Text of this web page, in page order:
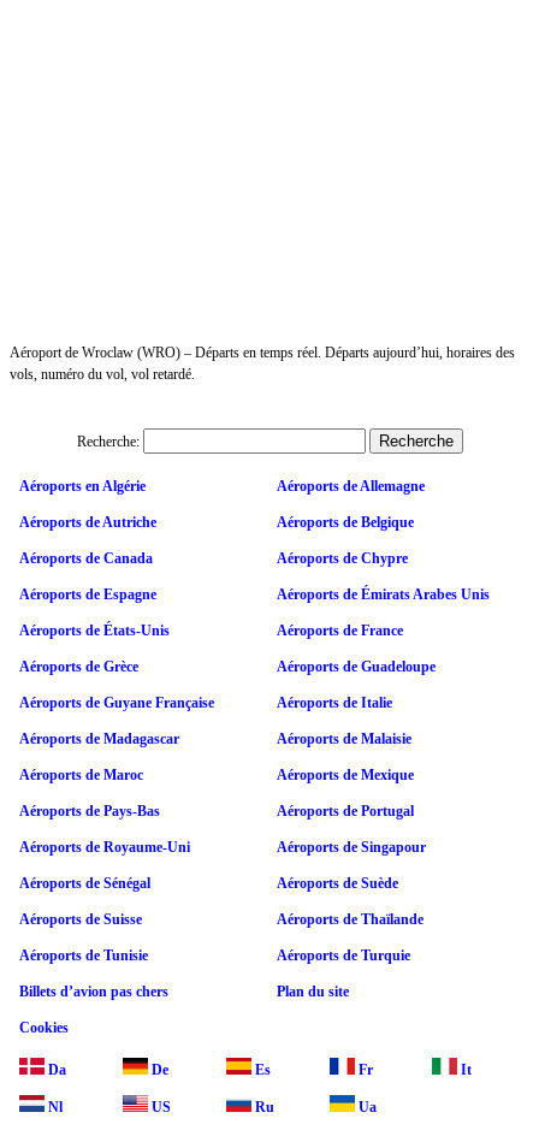
Aéroport de Wroclaw (WRO) – Départs en temps réel. Départs aujourd’hui, horaires des
vols, numéro du vol, vol retardé.
Recherche:
Aéroports en Algérie Aéroports de Allemagne
Aéroports de Autriche Aéroports de Belgique
Aéroports de Canada Aéroports de Chypre
Aéroports de Espagne Aéroports de Émirats Arabes Unis
Aéroports de États-Unis Aéroports de France
Aéroports de Grèce Aéroports de Guadeloupe
Aéroports de Guyane Française Aéroports de Italie
Aéroports de Madagascar Aéroports de Malaisie
Aéroports de Maroc Aéroports de Mexique
Aéroports de Pays-Bas Aéroports de Portugal
Aéroports de Royaume-Uni Aéroports de Singapour
Aéroports de Sénégal Aéroports de Suède
Aéroports de Suisse Aéroports de Thaïlande
Aéroports de Tunisie Aéroports de Turquie
Billets d’avion pas chers Plan du site
Cookies
Da De Es Fr It
Nl US Ru Ua